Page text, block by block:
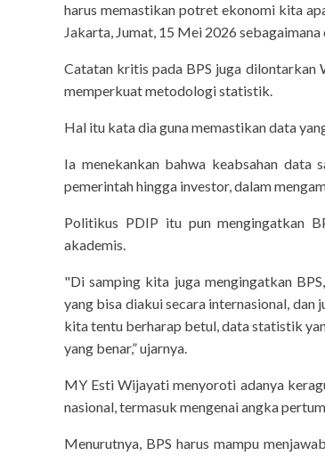
harus memastikan potret ekonomi kita
Jakarta, Jumat, 15 Mei 2026
Catatan kritis pada BPS juga dilontarkan
memperkuat metodologi statistik.
Hal itu kata dia guna memastikan data
Ia menekankan bahwa keabsahan
pemerintah hingga investor, dalam
Politikus PDIP itu pun mengingatkan
akademis.
"Di samping kita juga mengingatkan
yang bisa diakui secara internasional,
kita tentu berharap betul, data statistik
yang benar,” ujarnya.
MY Esti Wijayati menyoroti adanya
nasional, termasuk mengenai angka
Menurutnya, BPS harus mampu